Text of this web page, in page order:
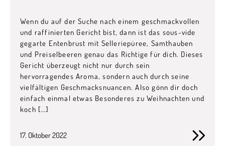
Wenn du auf der Suche nach einem geschmackvollen
und raffinierten Gericht bist, dann ist das sous-vide
gegarte Entenbrust mit Selleriepüree, Samthauben
und Preiselbeeren genau das Richtige für dich. Dieses
Gericht überzeugt nicht nur durch sein
hervorragendes Aroma, sondern auch durch seine
vielfältigen Geschmacksnuancen. Also gönn dir doch
einfach einmal etwas Besonderes zu Weihnachten und
koch […]
17. Oktober 2022